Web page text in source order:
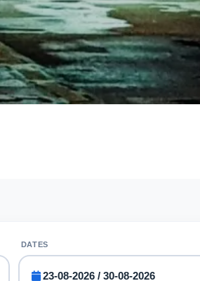
DATES